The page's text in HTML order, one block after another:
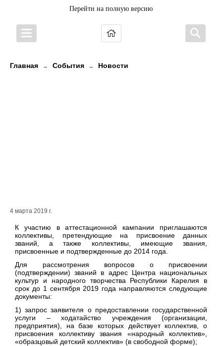
Перейти на полную версию
Главная → События → Новости
4 марта 2019 г.
К участию в аттестационной кампании приглашаются
коллективы, претендующие на присвоение данных
званий, а также коллективы, имеющие звания,
присвоенные и подтвержденные до 2014 года.
Для рассмотрения вопросов о присвоении
(подтверждении) званий в адрес Центра национальных
культур и народного творчества Республики Карелия в
срок до 1 сентября 2019 года направляются следующие
документы:
1) запрос заявителя о предоставлении государственной
услуги – ходатайство учреждения (организации,
предприятия), на базе которых действует коллектив, о
присвоения коллективу звания «народный коллектив»,
«образцовый детский коллектив» (в свободной форме);